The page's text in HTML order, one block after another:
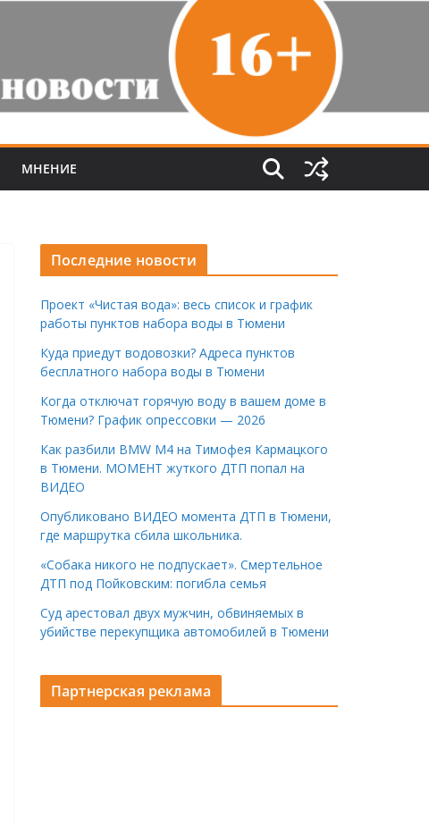
МНЕНИЕ
Последние новости
Проект «Чистая вода»: весь список и график
работы пунктов набора воды в Тюмени
Куда приедут водовозки? Адреса пунктов
бесплатного набора воды в Тюмени
Когда отключат горячую воду в вашем доме в
Тюмени? График опрессовки — 2026
Как разбили BMW M4 на Тимофея Кармацкого
в Тюмени. МОМЕНТ жуткого ДТП попал на
ВИДЕО
Опубликовано ВИДЕО момента ДТП в Тюмени,
где маршрутка сбила школьника.
«Собака никого не подпускает». Смертельное
ДТП под Пойковским: погибла семья
Суд арестовал двух мужчин, обвиняемых в
убийстве перекупщика автомобилей в Тюмени
Партнерская реклама